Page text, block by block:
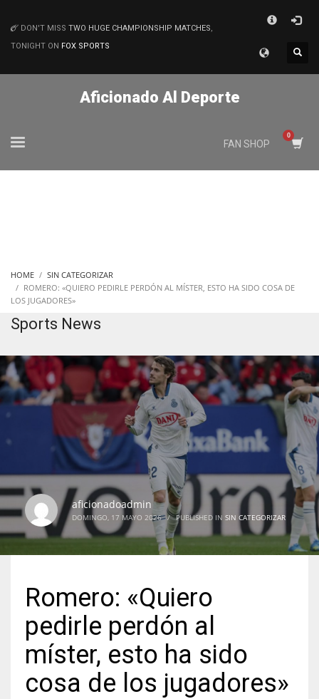
MATCHES
DON'T MISS TWO HUGE CHAMPIONSHIP MATCHES,
TONIGHT ON FOX SPORTS
Aficionado Al Deporte
FAN SHOP
HOME
SIN CATEGORIZAR
ROMERO: «QUIERO PEDIRLE PERDÓN AL MÍSTER, ESTO HA SIDO COSA DE
LOS JUGADORES»
Sports News
aficionadoadmin
DOMINGO, 17 MAYO 2026 / PUBLISHED IN SIN CATEGORIZAR
Romero: «Quiero
pedirle perdón al
míster, esto ha sido
cosa de los jugadores»